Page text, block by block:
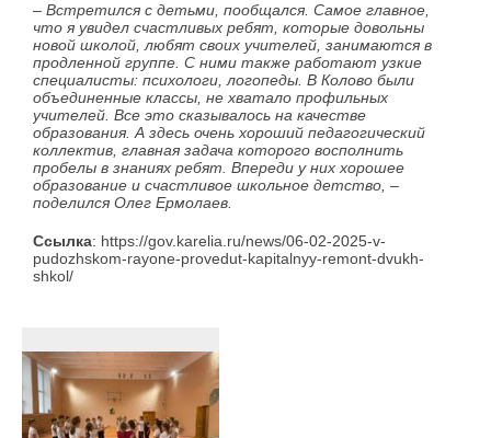
– Встретился с детьми, пообщался. Самое главное,
что я увидел счастливых ребят, которые довольны
новой школой, любят своих учителей, занимаются в
продленной группе. С ними также работают узкие
специалисты: психологи, логопеды. В Колово были
объединенные классы, не хватало профильных
учителей. Все это сказывалось на качестве
образования. А здесь очень хороший педагогический
коллектив, главная задача которого восполнить
пробелы в знаниях ребят. Впереди у них хорошее
образование и счастливое школьное детство, –
поделился Олег Ермолаев.
Ссылка: https://gov.karelia.ru/news/06-02-2025-v-
pudozhskom-rayone-provedut-kapitalnyy-remont-dvukh-
shkol/